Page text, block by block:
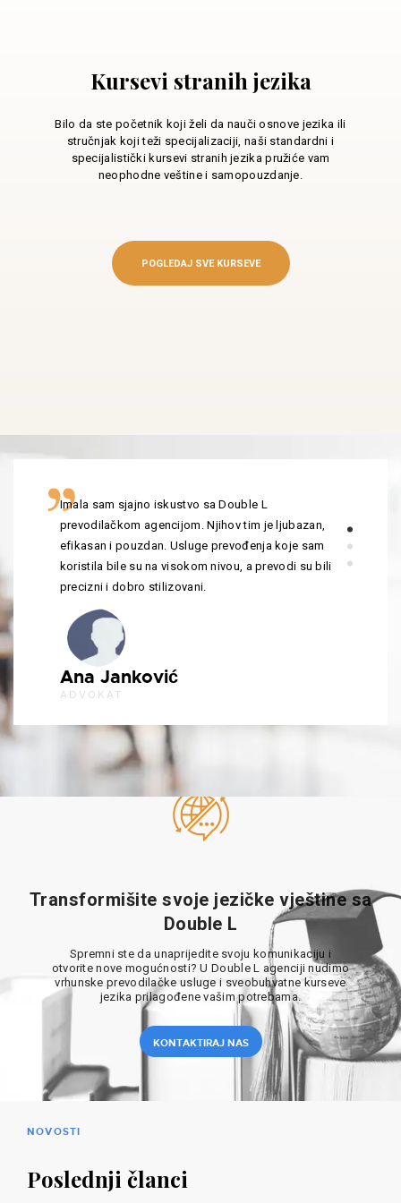
Kursevi stranih jezika
Bilo da ste početnik koji želi da nauči osnove jezika ili
stručnjak koji teži specijalizaciji, naši standardni i
specijalistički kursevi stranih jezika pružiće vam
neophodne veštine i samopouzdanje.
POGLEDAJ SVE KURSEVE
Imala sam sjajno iskustvo sa Double L
prevodilačkom agencijom. Njihov tim je ljubazan,
efikasan i pouzdan. Usluge prevođenja koje sam
koristila bile su na visokom nivou, a prevodi su bili
precizni i dobro stilizovani.
Ana Janković
ADVOKAT
Transformišite svoje jezičke vještine sa
Double L
Spremni ste da unaprijedite svoju komunikaciju i
otvorite nove mogućnosti? U Double L agenciji nudimo
vrhunske prevodilačke usluge i sveobuhvatne kurseve
jezika prilagođene vašim potrebama.
KONTAKTIRAJ NAS
NOVOSTI
Poslednji članci